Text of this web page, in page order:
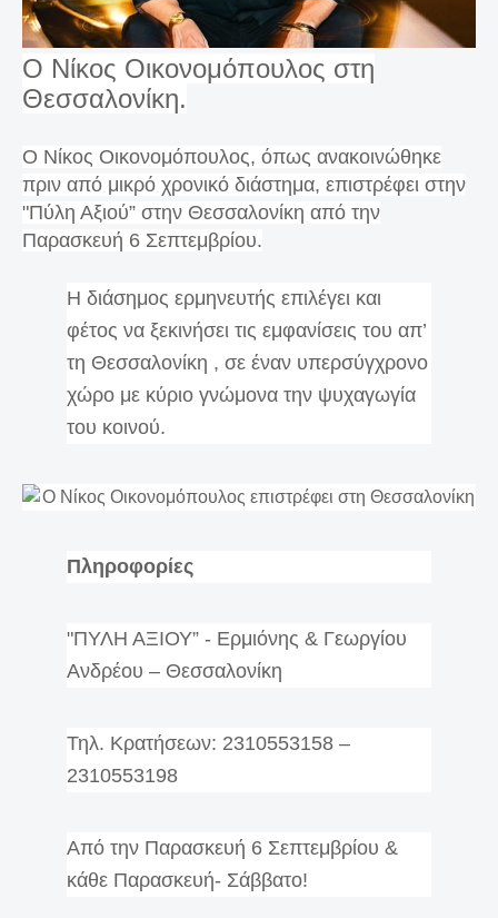
Ο Νίκος Οικονομόπουλος στη
Θεσσαλονίκη.
Ο Νίκος Οικονομόπουλος, όπως ανακοινώθηκε
πριν από μικρό χρονικό διάστημα, επιστρέφει στην
"Πύλη Αξιού” στην Θεσσαλονίκη από την
Παρασκευή 6 Σεπτεμβρίου.
Η διάσημος ερμηνευτής επιλέγει και
φέτος να ξεκινήσει τις εμφανίσεις του απ’
τη Θεσσαλονίκη , σε έναν υπερσύγχρονο
χώρο με κύριο γνώμονα την ψυχαγωγία
του κοινού.
Πληροφορίες
"ΠΥΛΗ ΑΞΙΟΥ” - Ερμιόνης & Γεωργίου
Ανδρέου – Θεσσαλονίκη
Τηλ. Κρατήσεων: 2310553158 –
2310553198
Από την Παρασκευή 6 Σεπτεμβρίου &
κάθε Παρασκευή- Σάββατο!